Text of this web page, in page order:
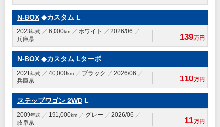
N-BOX ◆カスタム L
2023年式 6,000km ホワイト
2026/06
兵庫県
139万円
N-BOX ◆カスタム Lターボ
2021年式 40,000km ブラック
2026/06
兵庫県
110万円
ステップワゴン 2WD L
2009年式 191,000km グレー
2026/06
岐阜県
11万円